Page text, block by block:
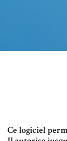
Ce logiciel